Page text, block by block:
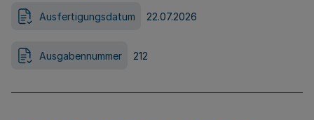
Ausfertigungsdatum 22.07.2026
Ausgabennummer 212